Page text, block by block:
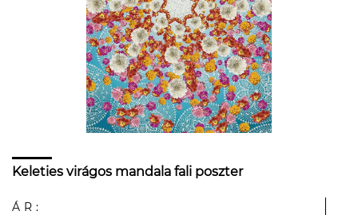
Keleties virágos mandala fali poszter
ÁR: